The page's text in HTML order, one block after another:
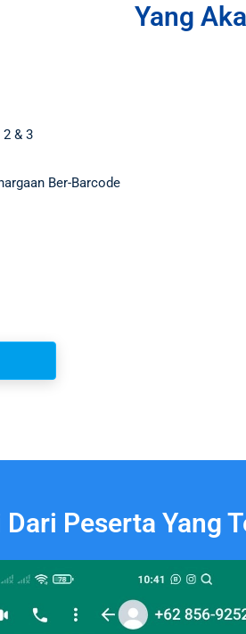
Yang
2 & 3
Ber-Barcode
Peserta Yang